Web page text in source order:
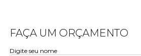
FAÇA UM ORÇAMENTO
Digite seu nome